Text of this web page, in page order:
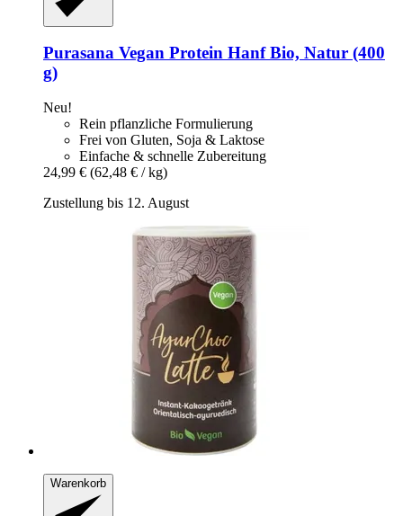
Purasana Vegan Protein Hanf Bio, Natur (400
g)
Neu!
Rein pflanzliche Formulierung
Frei von Gluten, Soja & Laktose
Einfache & schnelle Zubereitung
24,99 € (62,48 € / kg)
Zustellung bis 12. August
Warenkorb